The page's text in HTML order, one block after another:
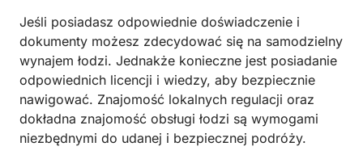
Jeśli posiadasz odpowiednie doświadczenie i
dokumenty możesz zdecydować się na samodzielny
wynajem łodzi. Jednakże konieczne jest posiadanie
odpowiednich licencji i wiedzy, aby bezpiecznie
nawigować. Znajomość lokalnych regulacji oraz
dokładna znajomość obsługi łodzi są wymogami
niezbędnymi do udanej i bezpiecznej podróży.